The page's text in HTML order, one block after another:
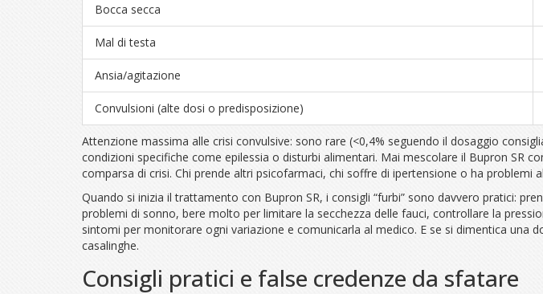
Bocca secca
Mal di testa
Ansia/agitazione
Convulsioni (alte dosi o predisposizione)
Attenzione massima alle crisi convulsive: sono rare (<0,4% seguendo il dosaggio
condizioni specifiche come epilessia o disturbi alimentari. Mai mescolare il Bupron SR
comparsa di crisi. Chi prende altri psicofarmaci, chi soffre di ipertensione o ha
Quando si inizia il trattamento con Bupron SR, i consigli “furbi” sono davvero pratici:
problemi di sonno, bere molto per limitare la secchezza delle fauci, controllare la
sintomi per monitorare ogni variazione e comunicarla al medico. E se si dimentica una
casalinghe.
Consigli pratici e false credenze da sfatare